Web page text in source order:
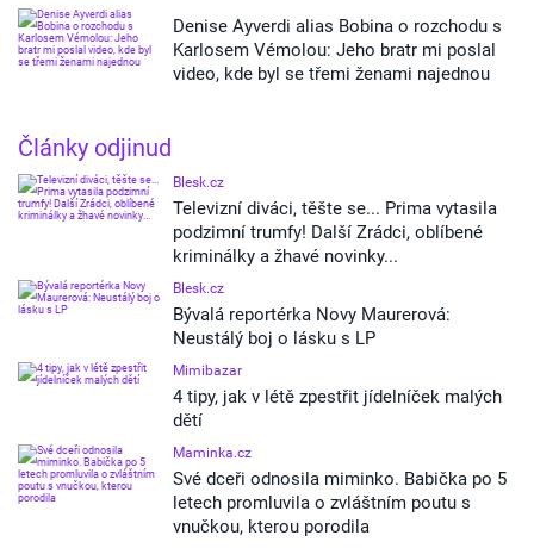
Denise Ayverdi alias Bobina o rozchodu s
Karlosem Vémolou: Jeho bratr mi poslal
video, kde byl se třemi ženami najednou
Články odjinud
Blesk.cz
Televizní diváci, těšte se... Prima vytasila
podzimní trumfy! Další Zrádci, oblíbené
kriminálky a žhavé novinky...
Blesk.cz
Bývalá reportérka Novy Maurerová:
Neustálý boj o lásku s LP
Mimibazar
4 tipy, jak v létě zpestřit jídelníček malých
dětí
Maminka.cz
Své dceři odnosila miminko. Babička po 5
letech promluvila o zvláštním poutu s
vnučkou, kterou porodila